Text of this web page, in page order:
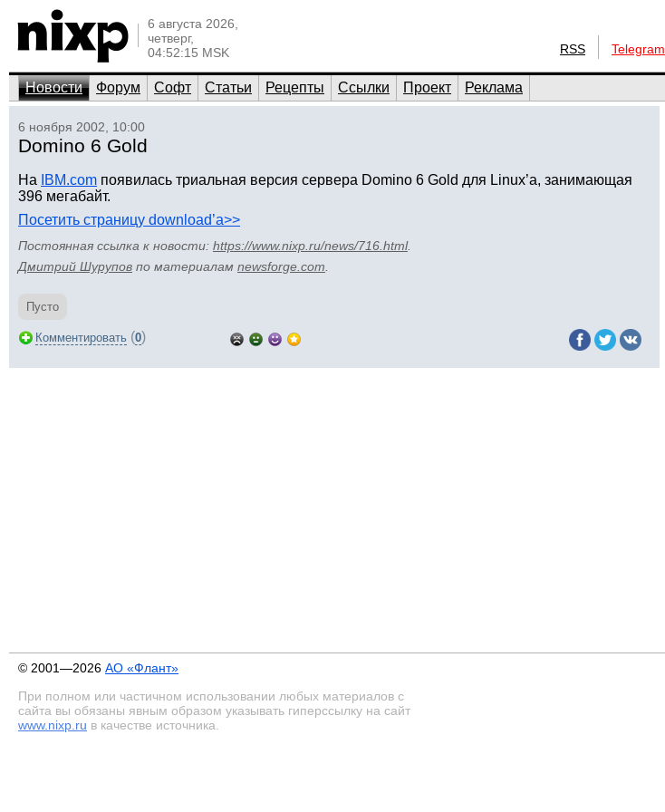
6 августа 2026,
четверг,
04:52:15 MSK
RSS Telegram
Новости Форум Софт Статьи Рецепты Ссылки Проект Реклама
6 ноября 2002, 10:00
Domino 6 Gold
На IBM.com появилась триальная версия сервера Domino 6 Gold для Linux’а, занимающая
396 мегабайт.
Посетить страницу download’а>>
Постоянная ссылка к новости: https://www.nixp.ru/news/716.html.
Дмитрий Шурупов по материалам newsforge.com
Пусто
Комментировать (0)
© 2001—2026 АО «Флант»
При полном или частичном использовании любых материалов с
сайта вы обязаны явным образом указывать гиперссылку на сайт
www.nixp.ru в качестве источника.